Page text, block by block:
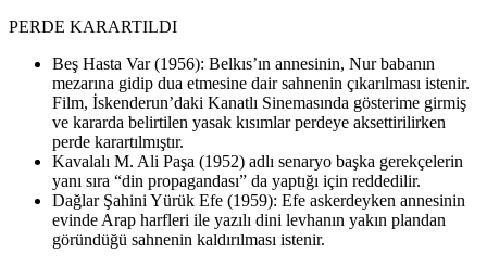
PERDE KARARTILDI
Beş Hasta Var (1956): Belkıs’ın annesinin, Nur babanın
mezarına gidip dua etmesine dair sahnenin çıkarılması istenir.
Film, İskenderun’daki Kanatlı Sinemasında gösterime girmiş
ve kararda belirtilen yasak kısımlar perdeye aksettirilirken
perde karartılmıştır.
Kavalalı M. Ali Paşa (1952) adlı senaryo başka gerekçelerin
yanı sıra “din propagandası” da yaptığı için reddedilir.
Dağlar Şahini Yürük Efe (1959): Efe askerdeyken annesinin
evinde Arap harfleri ile yazılı dini levhanın yakın plandan
göründüğü sahnenin kaldırılması istenir.